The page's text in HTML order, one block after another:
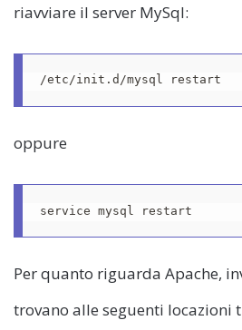
riavviare il server MySql:
/etc/init.d/mysql restart
oppure
service mysql restart
Per quanto riguarda Apache,
trovano alle seguenti locazioni